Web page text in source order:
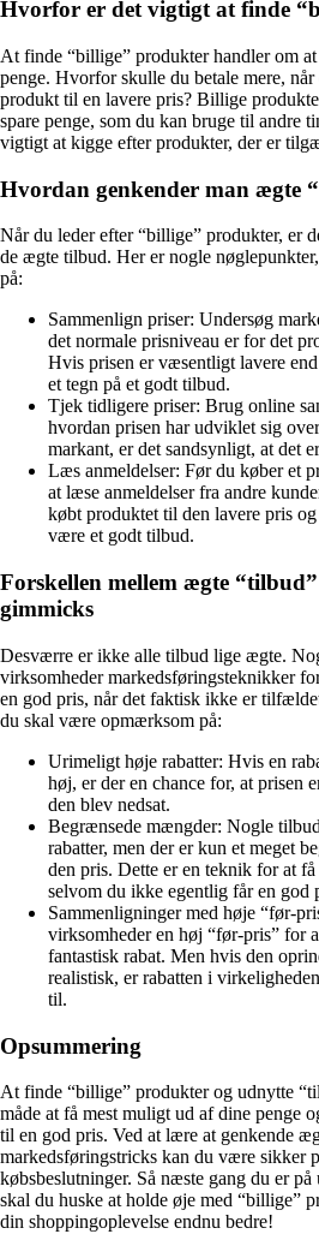
Hvorfor er det vigtigt at finde
At finde “billige” produkter handler om
penge. Hvorfor skulle du betale mere, når
produkt til en lavere pris? Billige
spare penge, som du kan bruge til andre
vigtigt at kigge efter produkter, der er
Hvordan genkender man ægte
Når du leder efter “billige” produkter, er
de ægte tilbud. Her er nogle
på:
Sammenlign priser: Undersøg
det normale prisniveau er for det
Hvis prisen er væsentligt lavere
et tegn på et godt tilbud.
Tjek tidligere priser: Brug online
hvordan prisen har udviklet sig
markant, er det sandsynligt, at det
Læs anmeldelser: Før du køber et
at læse anmeldelser fra andre
købt produktet til den lavere pris
være et godt tilbud.
Forskellen mellem ægte
gimmicks
Desværre er ikke alle tilbud lige ægte.
virksomheder markedsføringsteknikker
en god pris, når det faktisk ikke er
du skal være opmærksom på:
Urimeligt høje rabatter: Hvis en
høj, er der en chance for, at prisen
den blev nedsat.
Begrænsede mængder: Nogle
rabatter, men der er kun et meget
den pris. Dette er en teknik for at
selvom du ikke egentlig får en god
Sammenligninger med høje “før-
virksomheder en høj “før-pris” for
fantastisk rabat. Men hvis den
realistisk, er rabatten i
til.
Opsummering
At finde “billige” produkter og udnytte
måde at få mest muligt ud af dine penge
til en god pris. Ved at lære at genkende
markedsføringstricks kan du være sikker
købsbeslutninger. Så næste gang du er
skal du huske at holde øje med “billige”
din shoppingoplevelse endnu bedre!